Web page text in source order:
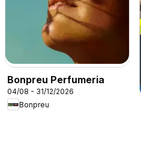
Bonpreu Perfumeria
04/08 - 31/12/2026
Bonpreu